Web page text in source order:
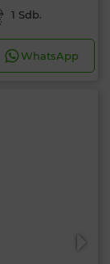
1 Sdb.
WhatsApp